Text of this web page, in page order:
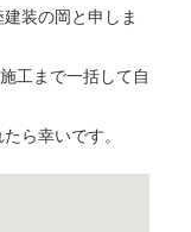
装の岡と申しま
工まで一括して自
ら幸いです。